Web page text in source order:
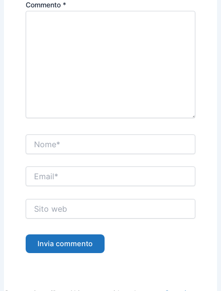
Commento *
Nome*
Email*
Sito
web